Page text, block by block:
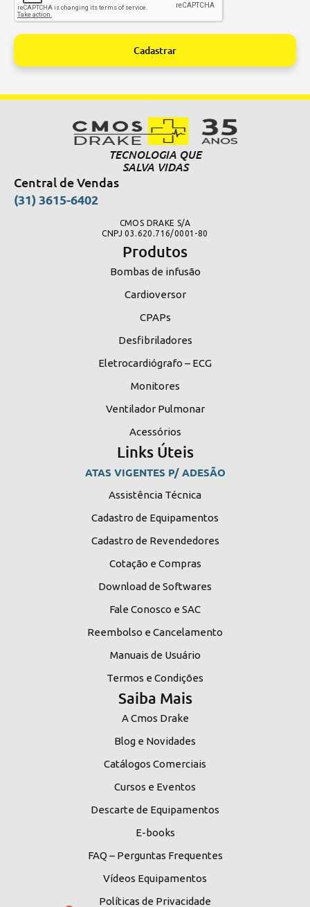
Cadastrar
TECNOLOGIA QUE
SALVA VIDAS
Central de Vendas
(31) 3615-6402
CMOS DRAKE S/A
CNPJ 03.620.716/0001-80
Produtos
Bombas de infusão
Cardioversor
CPAPs
Desfibriladores
Eletrocardiógrafo – ECG
Monitores
Ventilador Pulmonar
Acessórios
Links Úteis
ATAS VIGENTES P/ ADESÃO
Assistência Técnica
Cadastro de Equipamentos
Cadastro de Revendedores
Cotação e Compras
Download de Softwares
Fale Conosco e SAC
Reembolso e Cancelamento
Manuais de Usuário
Termos e Condições
Saiba Mais
A Cmos Drake
Blog e Novidades
Catálogos Comerciais
Cursos e Eventos
Descarte de Equipamentos
E-books
FAQ – Perguntas Frequentes
Vídeos Equipamentos
Políticas de Privacidade